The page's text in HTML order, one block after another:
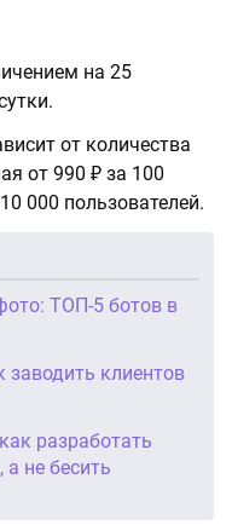
на 25
от количества
от 990 ₽ за 100
000 пользователей.
ТОП-5 ботов в
клиентов
разработать
а не бесить